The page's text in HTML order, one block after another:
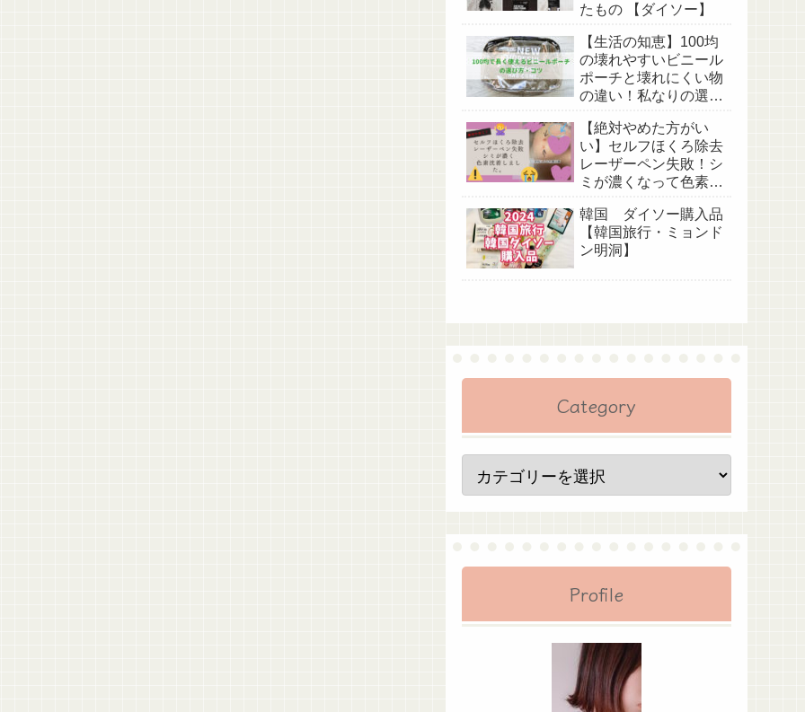
たもの 【ダイソー】
【生活の知恵】100均
の壊れやすいビニール
ポーチと壊れにくい物
の違い！私なりの選び
【絶対やめた方がい
い】セルフほくろ除去
レーザーペン失敗！シ
ミが濃くなって色素沈
た。。
韓国 ダイソー購入品
【韓国旅行・ミョンド
ン明洞】
Category
Profile